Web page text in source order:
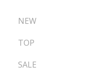
NEW
TOP
SALE